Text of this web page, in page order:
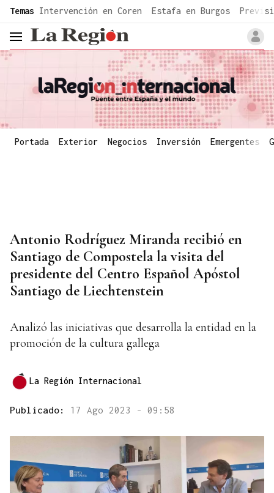
common.go-to-content
Temas Intervención en Coren Estafa en Burgos
header.menu.open
Portada Exterior Negocios Inversión Emergentes
Antonio Rodríguez Miranda recibió en
Santiago de Compostela la visita del
presidente del Centro Español Apóstol
Santiago de Liechtenstein
Analizó las iniciativas que desarrolla la entidad en la
promoción de la cultura gallega
La Región Internacional
Publicado: 17 Ago 2023 - 09:58